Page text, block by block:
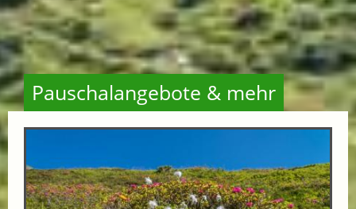
Pauschalangebote & mehr